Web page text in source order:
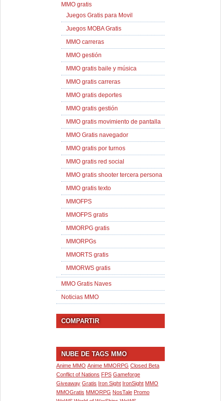
MMO gratis
Juegos Gratis para Movil
Juegos MOBA Gratis
MMO carreras
MMO gestión
MMO gratis baile y música
MMO gratis carreras
MMO gratis deportes
MMO gratis gestión
MMO gratis movimiento de pantalla
MMO Gratis navegador
MMO gratis por turnos
MMO gratis red social
MMO gratis shooter tercera persona
MMO gratis texto
MMOFPS
MMOFPS gratis
MMORPG gratis
MMORPGs
MMORTS gratis
MMORWS gratis
MMO Gratis Naves
Noticias MMO
COMPARTIR
NUBE DE TAGS MMO
Anime MMO Anime MMORPG Closed Beta
Conflict of Nations FPS Gameforge
Giveaway Gratis Iron Sight IronSight MMO
MMOGratis MMORPG NosTale Promo